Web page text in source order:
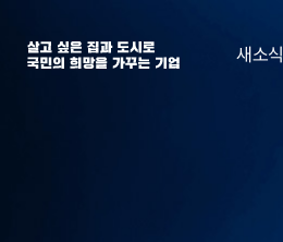
살고 싶은 집과 도시로 국민의 희망을 가꾸는 기업 | 한국토지주택공사새소식